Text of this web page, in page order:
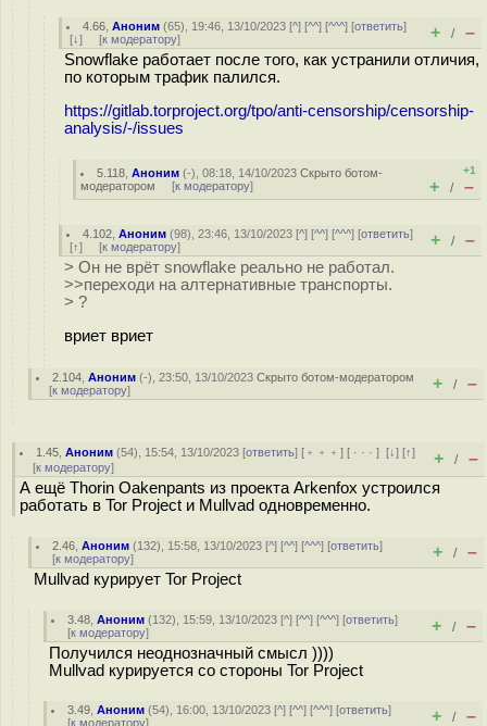
4.66 ,Аноним (65), 19:46, 13/10/2023 [^] [^^] [^^^] [ответить]
[↓] [к модератору] + / –
Snowflake работает после того, как устранили отличия,
по которым трафик палился.
https://gitlab.torproject.org/tpo/anti-censorship/censorship-
analysis/-/issues
5.118 ,Аноним (-), 08:18, 14/10/2023Скрыто ботом-
модератором [к модератору]
+1
+ / –
4.102 ,Аноним (98), 23:46, 13/10/2023 [^] [^^] [^^^] [ответить]
[↑] [к модератору] + / –
> Он не врёт snowflake реально не работал.
>>переходи на алтернативные транспорты.
> ?
вриет вриет
2.104 ,Аноним (-), 23:50, 13/10/2023Скрыто ботом-модератором
[к модератору] + / –
1.45 ,Аноним (54), 15:54, 13/10/2023 [ответить] [ ﹢﹢﹢] [ · · ·][↓] [↑]
[к модератору] + / –
А ещё Thorin Oakenpants из проекта Arkenfox устроился
работать в Tor Project и Mullvad одновременно.
2.46 ,Аноним (132), 15:58, 13/10/2023 [^] [^^] [^^^] [ответить]
[к модератору] + / –
Mullvad курирует Tor Project
3.48 ,Аноним (132), 15:59, 13/10/2023 [^] [^^] [^^^] [ответить]
[к модератору] + / –
Получился неоднозначный смысл ))))
Mullvad курируется со стороны Tor Project
3.49 ,Аноним (54), 16:00, 13/10/2023 [^] [^^] [^^^] [ответить]
[к модератору] + / –